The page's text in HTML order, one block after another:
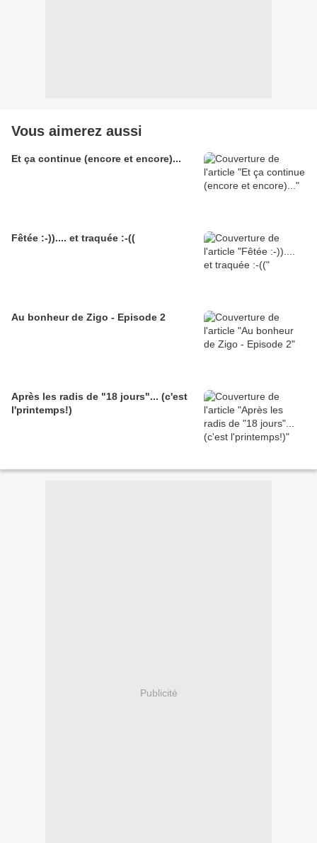
Vous aimerez aussi
Et ça continue (encore et encore)...
Fêtée :-)).... et traquée :-((
Au bonheur de Zigo - Episode 2
Après les radis de "18 jours"... (c'est
l'printemps!)
Publicité